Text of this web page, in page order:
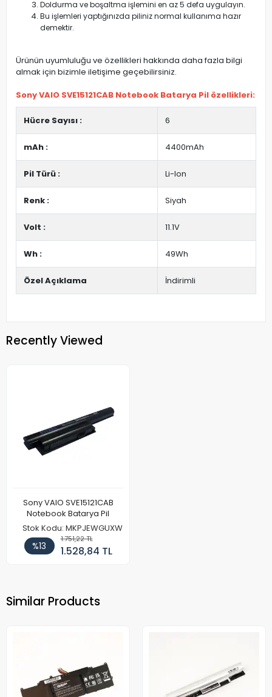
Doldurma ve boşaltma işlemini en az 5 defa uygulayın.
Bu işlemleri yaptığınızda piliniz normal kullanıma hazır
demektir.
Ürünün uyumluluğu ve özellikleri hakkında daha fazla bilgi
almak için bizimle iletişime geçebilirsiniz.
Sony VAIO SVE15121CAB Notebook Batarya Pil özellikleri:
Hücre Sayısı : 6
mAh : 4400mAh
Pil Türü : Li-Ion
Renk : Siyah
Volt : 11.1V
Wh : 49Wh
Özel Açıklama İndirimli
Recently Viewed
Sony VAIO SVE15121CAB
Notebook Batarya Pil
Stok Kodu: MKPJEWGUXW
%13
1.751,22 TL
1.528,84 TL
Similar Products